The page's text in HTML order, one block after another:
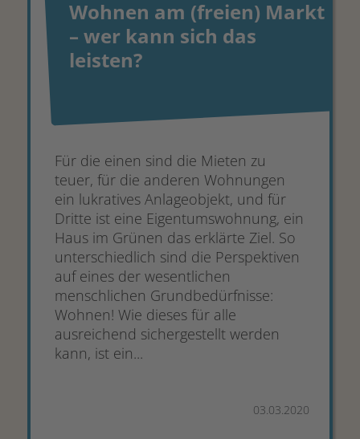
Wohnen am (freien) Markt
– wer kann sich das
leisten?
Für die einen sind die Mieten zu
teuer, für die anderen Wohnungen
ein lukratives Anlageobjekt, und für
Dritte ist eine Eigentumswohnung, ein
Haus im Grünen das erklärte Ziel. So
unterschiedlich sind die Perspektiven
auf eines der wesentlichen
menschlichen Grundbedürfnisse:
Wohnen! Wie dieses für alle
ausreichend sichergestellt werden
kann, ist ein...
03.03.2020